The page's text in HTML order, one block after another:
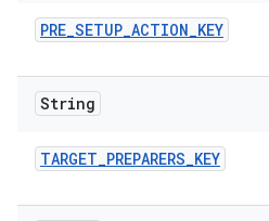
PRE_SETUP_ACTION_KEY
String
TARGET_PREPARERS_KEY